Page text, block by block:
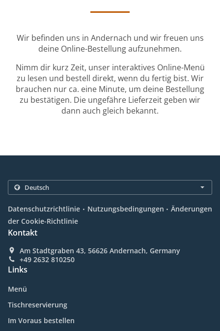
Wir befinden uns in Andernach und wir freuen uns
deine Online-Bestellung aufzunehmen.
Nimm dir kurz Zeit, unser interaktives Online-Menü
zu lesen und bestell direkt, wenn du fertig bist. Wir
brauchen nur ca. eine Minute, um deine Bestellung
zu bestätigen. Die ungefähre Lieferzeit geben wir
dann auch gleich bekannt.
Datenschutzrichtlinie . Nutzungsbedingungen . Änderungen
der Cookie-Richtlinie
Kontakt
Am Stadtgraben 43, 56626 Andernach, Germany
+49 2632 810250
Links
Menü
Tischreservierung
Im Voraus bestellen